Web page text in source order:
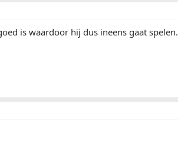
is waardoor hij dus ineens gaat spelen.